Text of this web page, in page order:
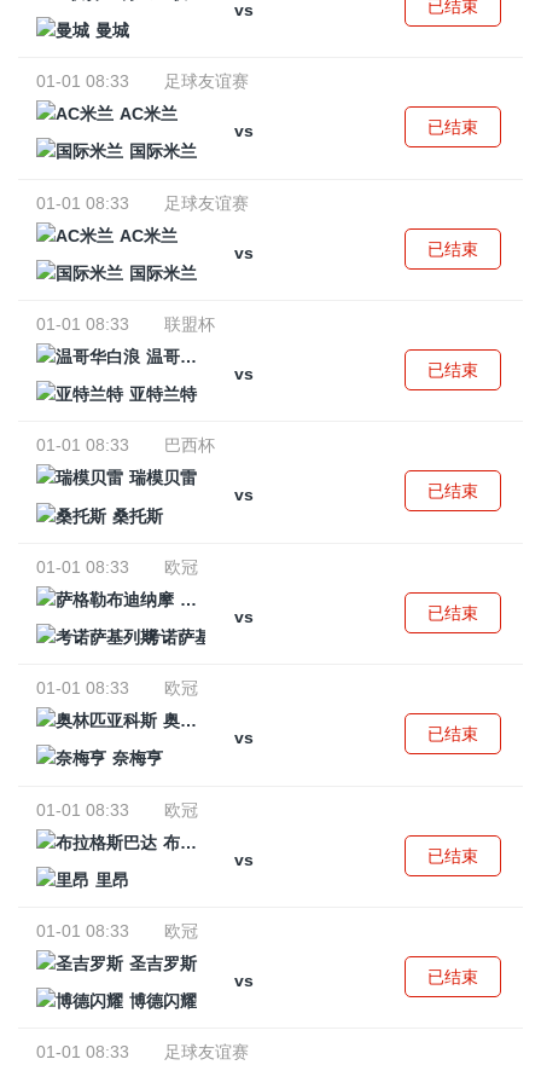
vs
曼城
已结束
01-01 08:33
足球友谊赛
AC米兰
vs
国际米兰
已结束
01-01 08:33
足球友谊赛
AC米兰
vs
国际米兰
已结束
01-01 08:33
联盟杯
温哥华白浪
vs
亚特兰特
已结束
01-01 08:33
巴西杯
瑞模贝雷
vs
桑托斯
已结束
01-01 08:33
欧冠
萨格勒布迪纳摩
vs
考诺萨基列斯
已结束
01-01 08:33
欧冠
奥林匹亚科斯
vs
奈梅亨
已结束
01-01 08:33
欧冠
布拉格斯巴达
vs
里昂
已结束
01-01 08:33
欧冠
圣吉罗斯
vs
博德闪耀
已结束
01-01 08:33
足球友谊赛